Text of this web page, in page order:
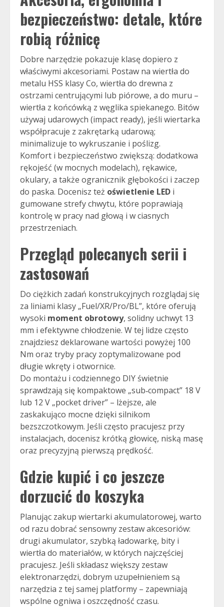
bezpieczeństwo: detale, które
robią różnicę
Dobre narzędzie pokazuje klasę dopiero z
właściwymi akcesoriami. Postaw na wiertła do
metalu HSS klasy Co, wiertła do drewna z
ostrzami centrującymi lub piórowe, a do muru –
wiertła z końcówką z węglika spiekanego. Bitów
używaj udarowych (impact ready), jeśli wiertarka
współpracuje z zakrętarką udarową;
minimalizuje to wykruszanie i poślizg.
Komfort i bezpieczeństwo zwiększą: dodatkowa
rękojeść (w mocnych modelach), rękawice,
okulary, a także ogranicznik głębokości i zaczep
do paska. Docenisz też oświetlenie LED i
gumowane strefy chwytu, które poprawiają
kontrolę w pracy nad głową i w ciasnych
przestrzeniach.
Przegląd polecanych serii i
zastosowań
Do ciężkich zadań konstrukcyjnych rozglądaj się
za liniami klasy „Fuel/XR/Pro/BL”, które oferują
wysoki moment obrotowy, solidny uchwyt 13
mm i efektywne chłodzenie. W tej lidze często
znajdziesz deklarowane wartości powyżej 100
Nm oraz tryby pracy zoptymalizowane pod
długie wkręty i otwornice.
Do montażu i codziennego DIY świetnie
sprawdzają się kompaktowe „sub‑compact” 18 V
lub 12 V „pocket driver” – lżejsze, ale
zaskakująco mocne dzięki silnikom
bezszczotkowym. Jeśli często pracujesz przy
instalacjach, docenisz krótką głowicę, niską masę
oraz precyzyjną pierwszą prędkość.
Gdzie kupić i co jeszcze
dorzucić do koszyka
Planując zakup wiertarki akumulatorowej, warto
od razu dobrać sensowny zestaw akcesoriów:
drugi akumulator, szybką ładowarkę, bity i
wiertła do materiałów, w których najczęściej
pracujesz. Jeśli składasz większy zestaw
elektronarzędzi, dobrym uzupełnieniem są
narzędzia z tej samej platformy – zapewniają
wspólne ogniwa i oszczędność czasu.